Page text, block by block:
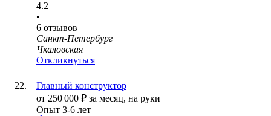
4.2
•
6 отзывов
Санкт-Петербург
Чкаловская
Откликнуться
Главный конструктор
от 250 000 ₽ за месяц, на руки
Опыт 3-6 лет